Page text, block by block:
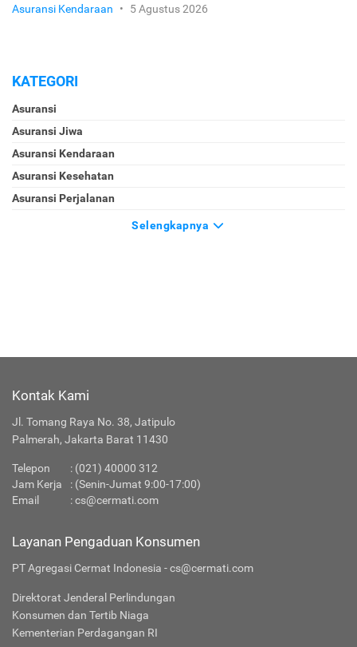
Asuransi Kendaraan • 5 Agustus 2026
KATEGORI
Asuransi
Asuransi Jiwa
Asuransi Kendaraan
Asuransi Kesehatan
Asuransi Perjalanan
Selengkapnya
Kontak Kami
Jl. Tomang Raya No. 38, Jatipulo
Palmerah, Jakarta Barat 11430
Telepon : (021) 40000 312
Jam Kerja
: (Senin-Jumat 9:00-17:00)
Email
:cs@cermati.com
Layanan Pengaduan Konsumen
PT Agregasi Cermat Indonesia - cs@cermati.com
Direktorat Jenderal Perlindungan
Konsumen dan Tertib Niaga
Kementerian Perdagangan RI